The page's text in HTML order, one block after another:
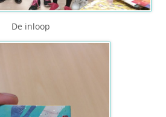
De inloop